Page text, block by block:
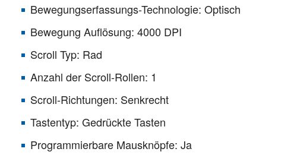
Bewegungserfassungs-Technologie: Optisch
Bewegung Auflösung: 4000 DPI
Scroll Typ: Rad
Anzahl der Scroll-Rollen: 1
Scroll-Richtungen: Senkrecht
Tastentyp: Gedrückte Tasten
Programmierbare Mausknöpfe: Ja